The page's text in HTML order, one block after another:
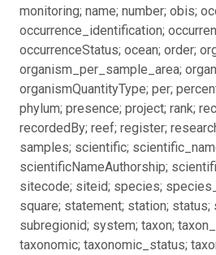
monitoring; name; number; obis;
occurrence_identification;
occurrenceStatus; ocean; order;
organism_per_sample_area;
organismQuantityType; per;
phylum; presence; project; rank;
recordedBy; reef; register;
samples; scientific;
scientificNameAuthorship;
sitecode; siteid; species;
square; statement; station; status;
subregionid; system; taxon;
taxonomic; taxonomic_status;